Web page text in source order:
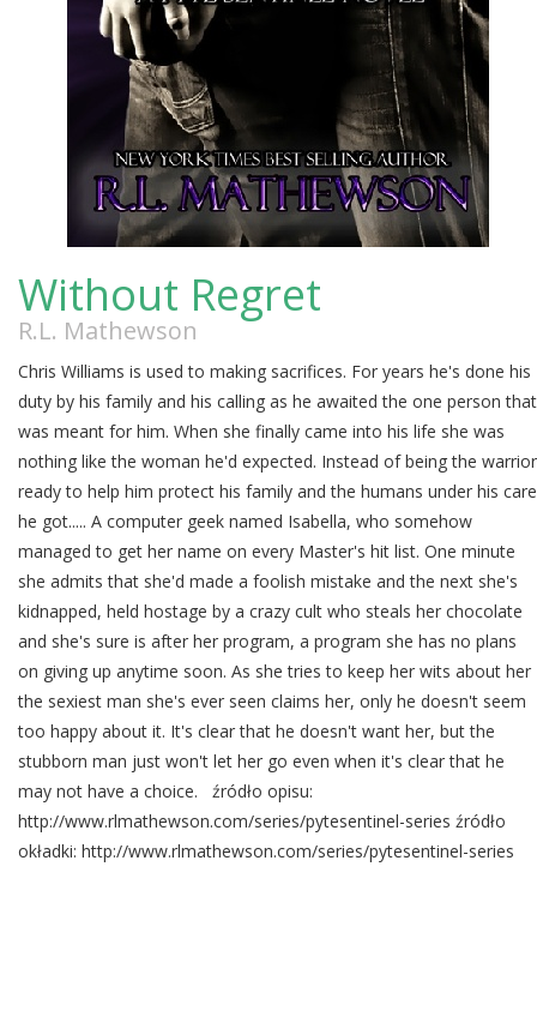
Without Regret
R.L. Mathewson
Chris Williams is used to making sacrifices. For years he's done his
duty by his family and his calling as he awaited the one person that
was meant for him. When she finally came into his life she was
nothing like the woman he'd expected. Instead of being the warrior
ready to help him protect his family and the humans under his care
he got..... A computer geek named Isabella, who somehow
managed to get her name on every Master's hit list. One minute
she admits that she'd made a foolish mistake and the next she's
kidnapped, held hostage by a crazy cult who steals her chocolate
and she's sure is after her program, a program she has no plans
on giving up anytime soon. As she tries to keep her wits about her
the sexiest man she's ever seen claims her, only he doesn't seem
too happy about it. It's clear that he doesn't want her, but the
stubborn man just won't let her go even when it's clear that he
may not have a choice. źródło opisu:
http://www.rlmathewson.com/series/pytesentinel-series źródło
okładki: http://www.rlmathewson.com/series/pytesentinel-series